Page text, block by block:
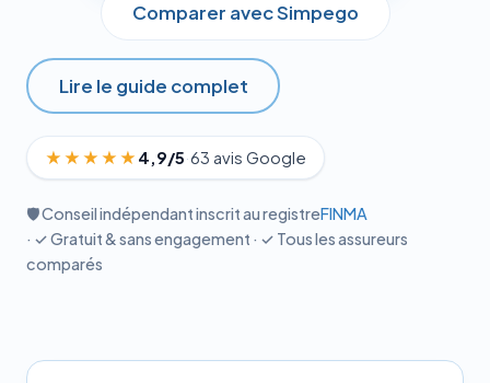
Comparer avec Simpego
Lire le guide complet
★★★★★ 4,9/5·63 avis Google
🛡️ Conseil indépendant inscrit au registreFINMA
· ✓ Gratuit & sans engagement · ✓ Tous les assureurs
comparés